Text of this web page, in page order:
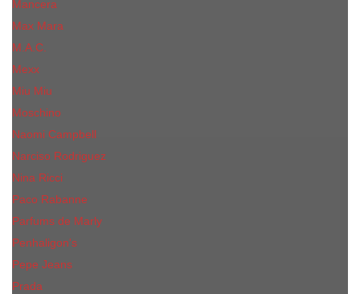
Mancera
Max Mara
M.А.C.
Mexx
Miu Miu
Mоsсhino
Naomi Campbell
Narciso Rodriguez
Nina Ricci
Paco Rabanne
Parfums de Marly
Penhaligon's
Pepe Jeans
Prada